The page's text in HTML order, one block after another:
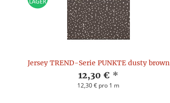
Jersey TREND-Serie PUNKTE dusty brown
12,30 € *
12,30 € pro 1 m